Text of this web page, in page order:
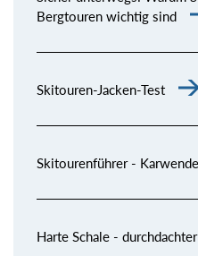
Bergtouren wichtig sind
Skitouren-Jacken-Test
Skitourenführer -
Harte Schale -